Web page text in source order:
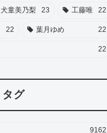
犬童美乃梨 23 工藤唯 22
22 葉月ゆめ 22
22
タグ
9162